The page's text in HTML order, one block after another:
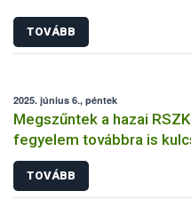
TOVÁBB
2025. június 6., péntek
Megszűntek a hazai
fegyelem továbbra is
TOVÁBB